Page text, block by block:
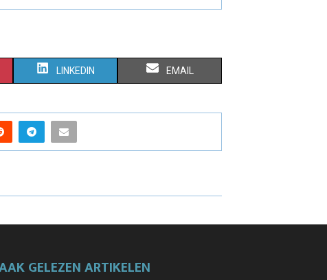
LINKEDIN EMAIL
GELEZEN ARTIKELEN